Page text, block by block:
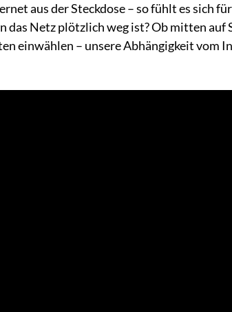
aus der Steckdose – so fühlt es sich
das Netz plötzlich weg ist? Ob mitten auf
einwählen – unsere Abhängigkeit vom